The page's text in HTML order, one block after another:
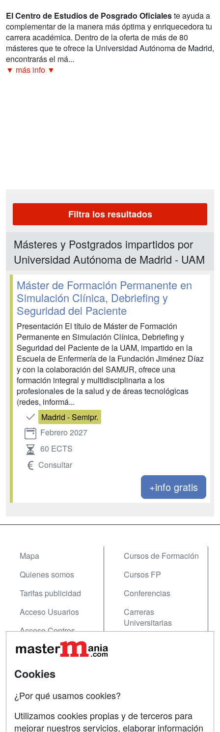
El Centro de Estudios de Posgrado Oficialeste ayuda a
complementar de la manera más óptima y enriquecedora tu
carrera académica. Dentro de la oferta de más de 80
másteres que te ofrece la Universidad Autónoma de Madrid,
encontrarás el má...
▼ más info ▼
Filtra los resultados
Másteres y Postgrados impartidos por
Universidad Autónoma de Madrid - UAM
Máster de Formación Permanente en
Simulación Clínica, Debriefing y
Seguridad del Paciente
Presentación El título de Máster de Formación
Permanente en Simulación Clínica, Debriefing y
Seguridad del Paciente de la UAM, impartido en la
Escuela de Enfermería de la Fundación Jiménez Díaz
y con la colaboración del SAMUR, ofrece una
formación integral y multidisciplinaria a los
profesionales de la salud y de áreas tecnológicas
(redes, informá...
Madrid - Semipr.
Febrero 2027
60 ECTS
Consultar
+info gratis
Mapa
Quienes somos
Tarifas publicidad
Acceso Usuarios
Acceso Centros
Cursos de Formación
Cursos FP
Conferencias
Carreras
Universitarias
Contactar
Copyleft
Cookies
¿Por qué usamos cookies?
Utilizamos cookies propias y de terceros para
mejorar nuestros servicios, elaborar información